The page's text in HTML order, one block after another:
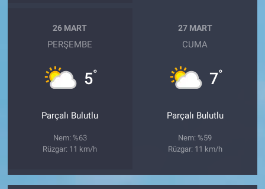
26 MART
PERŞEMBE
5°
Parçalı Bulutlu
Nem: %63
Rüzgar: 11 km/h
27 MART
CUMA
7°
Parçalı Bulutlu
Nem: %59
Rüzgar: 11 km/h